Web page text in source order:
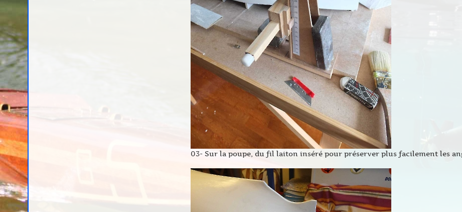
03- Sur la poupe, du fil laiton inséré pour préserver plus facilement les